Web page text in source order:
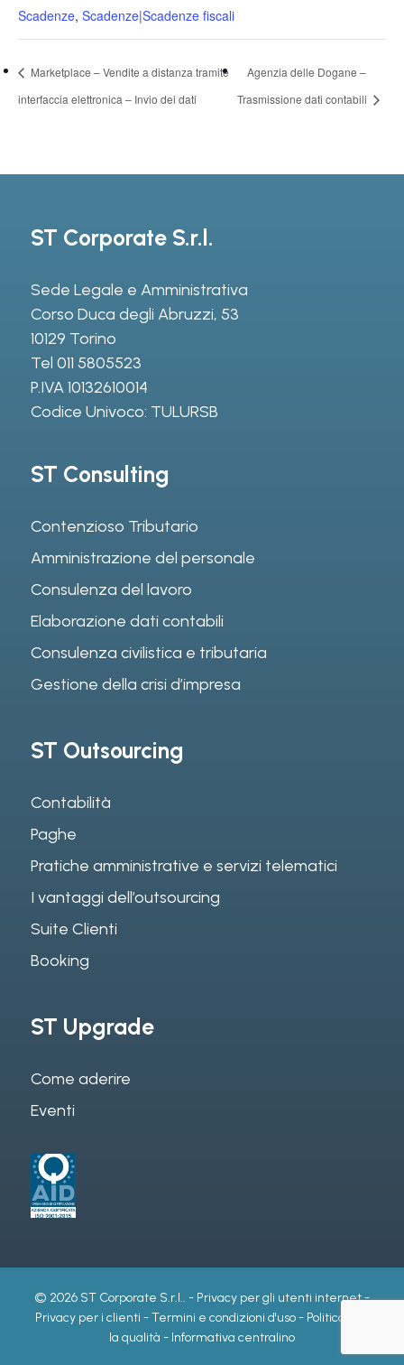
Scadenze, Scadenze|Scadenze fiscali
Marketplace – Vendite a distanza tramite
interfaccia elettronica – Invio dei dati
Agenzia delle Dogane –
Trasmissione dati contabili
ST Corporate S.r.l.
Sede Legale e Amministrativa
Corso Duca degli Abruzzi, 53
10129 Torino
Tel 011 5805523
P.IVA 10132610014
Codice Univoco: TULURSB
ST Consulting
Contenzioso Tributario
Amministrazione del personale
Consulenza del lavoro
Elaborazione dati contabili
Consulenza civilistica e tributaria
Gestione della crisi d’impresa
ST Outsourcing
Contabilità
Paghe
Pratiche amministrative e servizi telematici
I vantaggi dell’outsourcing
Suite Clienti
Booking
ST Upgrade
Come aderire
Eventi
© 2026 ST Corporate S.r.l.. - Privacy per gli utenti internet-
Privacy per i clienti -Termini e condizioni d'uso- Politica per
la qualità - Informativa centralino